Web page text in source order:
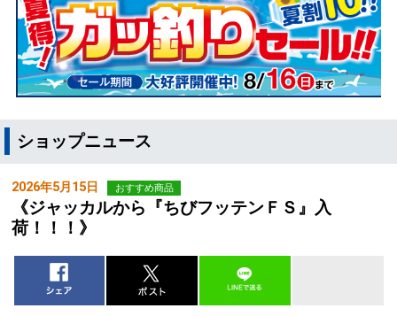
ショップニュース
2026年5月15日 おすすめ商品
《ジャッカルから『ちびフッテンＦＳ』入
荷！！！》